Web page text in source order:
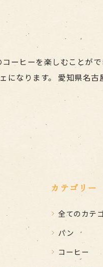
ーヒーを楽しむことが
なります。 愛知県名
カテゴリー
全てのカテ
パン
コーヒー